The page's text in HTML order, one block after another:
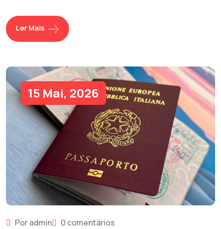
Ler Mais
15 Mai, 2026
Por admin 0 comentários